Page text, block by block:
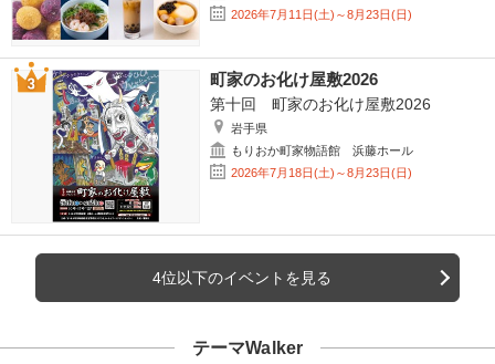
2026年7月11日(土)～8月23日(日)
町家のお化け屋敷2026
第十回 町家のお化け屋敷2026
岩手県
もりおか町家物語館 浜藤ホール
2026年7月18日(土)～8月23日(日)
4位以下のイベントを見る
テーマWalker